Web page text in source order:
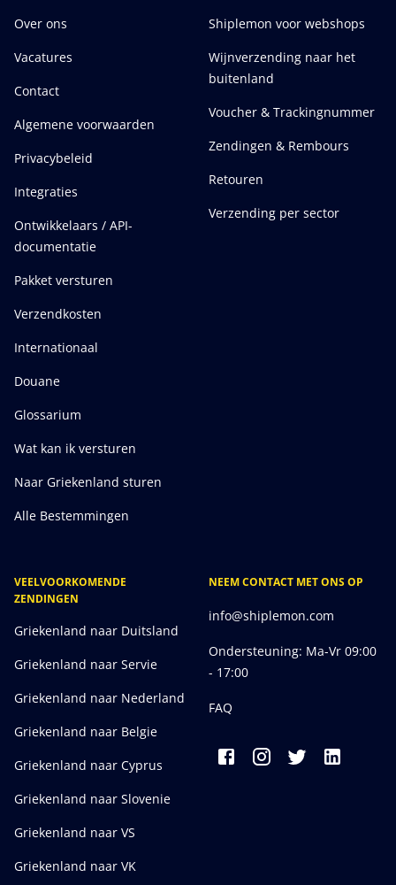
Over ons
Vacatures
Contact
Algemene voorwaarden
Privacybeleid
Integraties
Ontwikkelaars / API-
documentatie
Pakket versturen
Verzendkosten
Internationaal
Douane
Glossarium
Wat kan ik versturen
Naar Griekenland sturen
Alle Bestemmingen
Shiplemon voor webshops
Wijnverzending naar het
buitenland
Voucher & Trackingnummer
Zendingen & Rembours
Retouren
Verzending per sector
VEELVOORKOMENDE
ZENDINGEN
Griekenland naar Duitsland
Griekenland naar Servie
Griekenland naar Nederland
Griekenland naar Belgie
Griekenland naar Cyprus
Griekenland naar Slovenie
Griekenland naar VS
Griekenland naar VK
NEEM CONTACT MET ONS OP
info@shiplemon.com
Ondersteuning: Ma-Vr 09:00
- 17:00
FAQ